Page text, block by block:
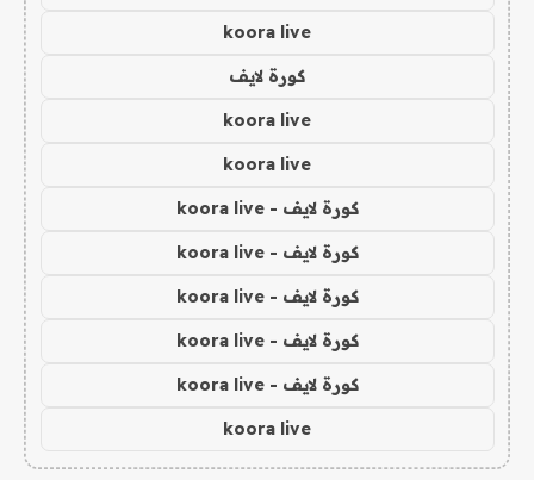
koora live
كورة لايف
koora live
koora live
كورة لايف - koora live
كورة لايف - koora live
كورة لايف - koora live
كورة لايف - koora live
كورة لايف - koora live
koora live